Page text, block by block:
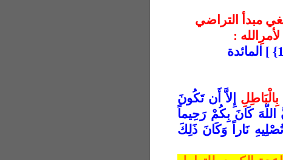
مبدأ التراضي
:
بِالْبَاطِلِ إِلاَّ أَن تَكُونَ
اللّهَ كَانَ بِكُمْ رَحِيماً
نَاراً وَكَانَ ذَلِكَ